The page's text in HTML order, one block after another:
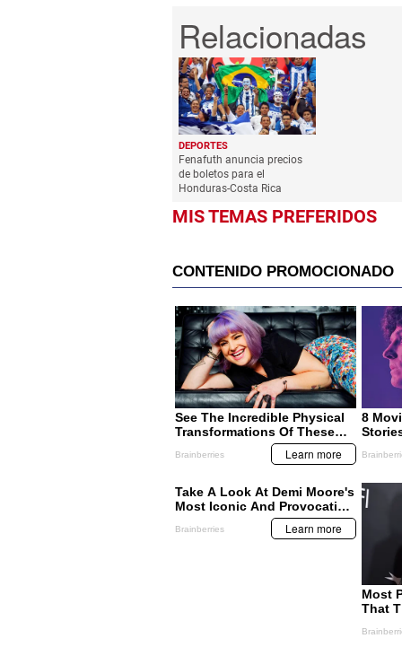
DEPORTES
Fenafuth anuncia precios
de boletos para el
Honduras-Costa Rica
MIS TEMAS PREFERIDOS